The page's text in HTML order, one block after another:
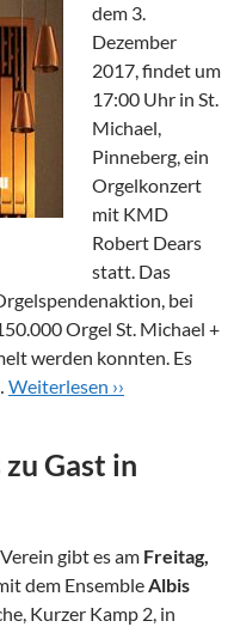
dem 3.
Dezember
2017, findet um
17:00 Uhr in St.
Michael,
Pinneberg, ein
Orgelkonzert
mit KMD
Robert Dears
statt. Das
bei
Orgel St. Michael +
werden konnten. Es
Weiterlesen ››
Gast in
gibt es am Freitag,
dem EnsembleAlbis
Kurzer Kamp 2, in